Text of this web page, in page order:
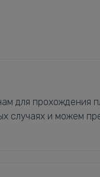
для прохождения
случаях и можем